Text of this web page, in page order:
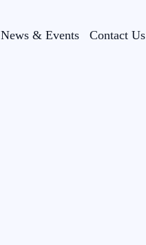
News & Events Contact Us